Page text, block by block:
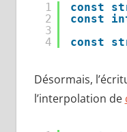
1
2
3
4
const
const
const
Désormais,
l’interpolation de